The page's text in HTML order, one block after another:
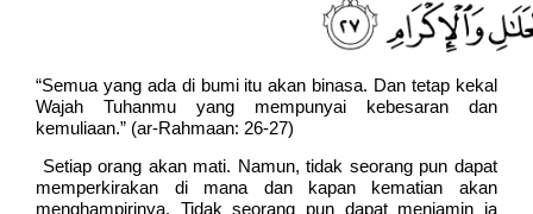
“Semua yang ada di bumi itu akan binasa. Dan tetap kekal
Wajah Tuhanmu yang mempunyai kebesaran dan
kemuliaan.” (ar-Rahmaan: 26-27)
Setiap orang akan mati. Namun, tidak seorang pun dapat
memperkirakan di mana dan kapan kematian akan
menghampirinya. Tidak seorang pun dapat menjamin ia